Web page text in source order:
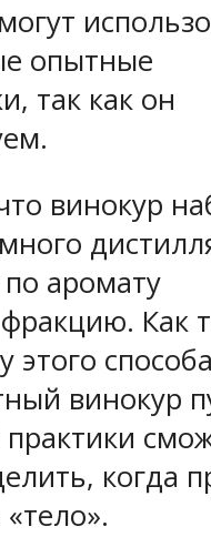
опытные
так как он
винокур
аромату
Как
этого
винокур
когда